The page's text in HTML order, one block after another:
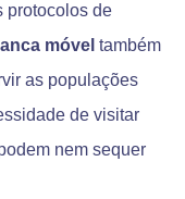
protocolos de
móvel também
as populações
de visitar
nem sequer